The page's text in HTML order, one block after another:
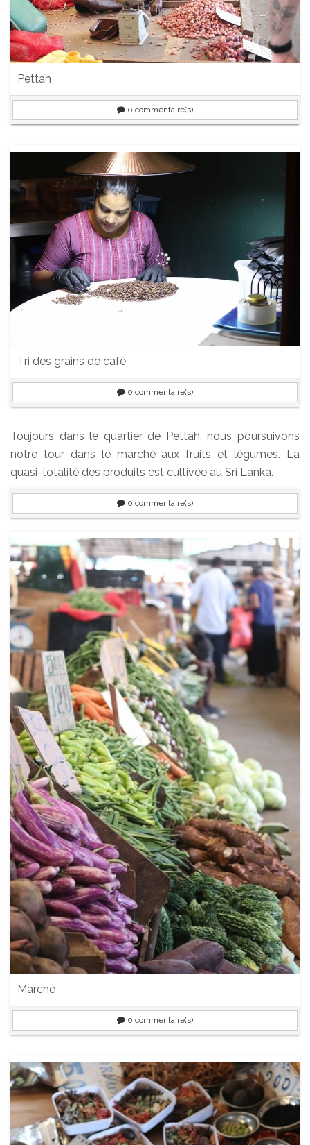
Pettah
0 commentaire(s)
Tri des grains de café
0 commentaire(s)
Toujours dans le quartier de Pettah, nous poursuivons
notre tour dans le marché aux fruits et légumes. La
quasi-totalité des produits est cultivée au Sri Lanka.
0 commentaire(s)
Marché
0 commentaire(s)